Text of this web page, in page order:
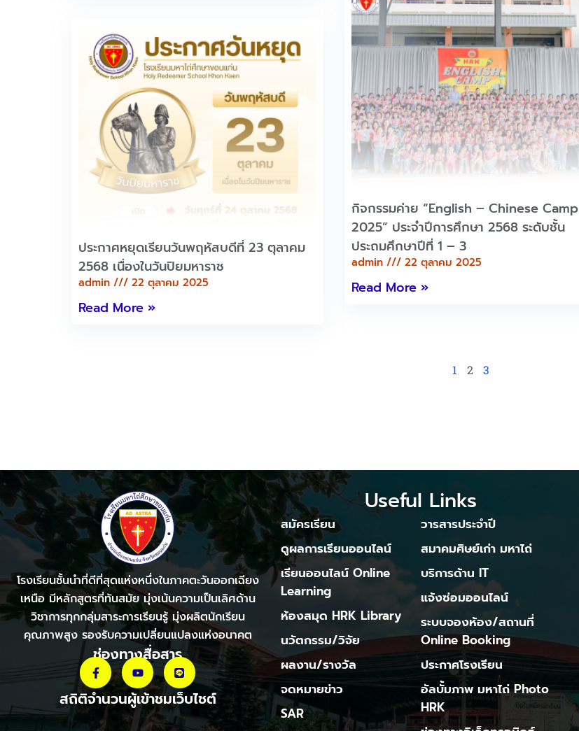
ประกาศหยุดเรียนวันพฤหัสบดีที่ 23 ตุลาคม
2568 เนื่องในวันปิยมหาราช
admin 22 ตุลาคม 2025
Read More »
กิจกรรมค่าย “English – Chinese Camp
2025” ประจำปีการศึกษา 2568 ระดับชั้น
ประถมศึกษาปีที่ 1 – 3
admin 22 ตุลาคม 2025
Read More »
1 2 3
โรงเรียนชั้นนำที่ดีที่สุดแห่งหนึ่งในภาคตะวันออกเฉียง
เหนือ มีหลักสูตรที่ทันสมัย มุ่งเน้นความเป็นเลิศด้าน
วิชาการทุกกลุ่มสาระการเรียนรู้ มุ่งผลิตนักเรียน
คุณภาพสูง รองรับความเปลี่ยนแปลงแห่งอนาคต
ช่องทางสื่อสาร
สถิติจำนวนผู้เข้าชมเว็บไชต์
Useful Links
สมัครเรียน
ดูผลการเรียนออนไลน์
เรียนออนไลน์ Online
Learning
ห้องสมุด HRK Library
นวัตกรรม/วิจัย
ผลงาน/รางวัล
จดหมายข่าว
SAR
วารสารประจำปี
สมาคมศิษย์เก่า มหาไถ่
บริการด้าน IT
แจ้งซ่อมออนไลน์
ระบบจองห้อง/สถานที่
Online Booking
ประกาศโรงเรียน
อัลบั้มภาพ มหาไถ่ Photo
HRK